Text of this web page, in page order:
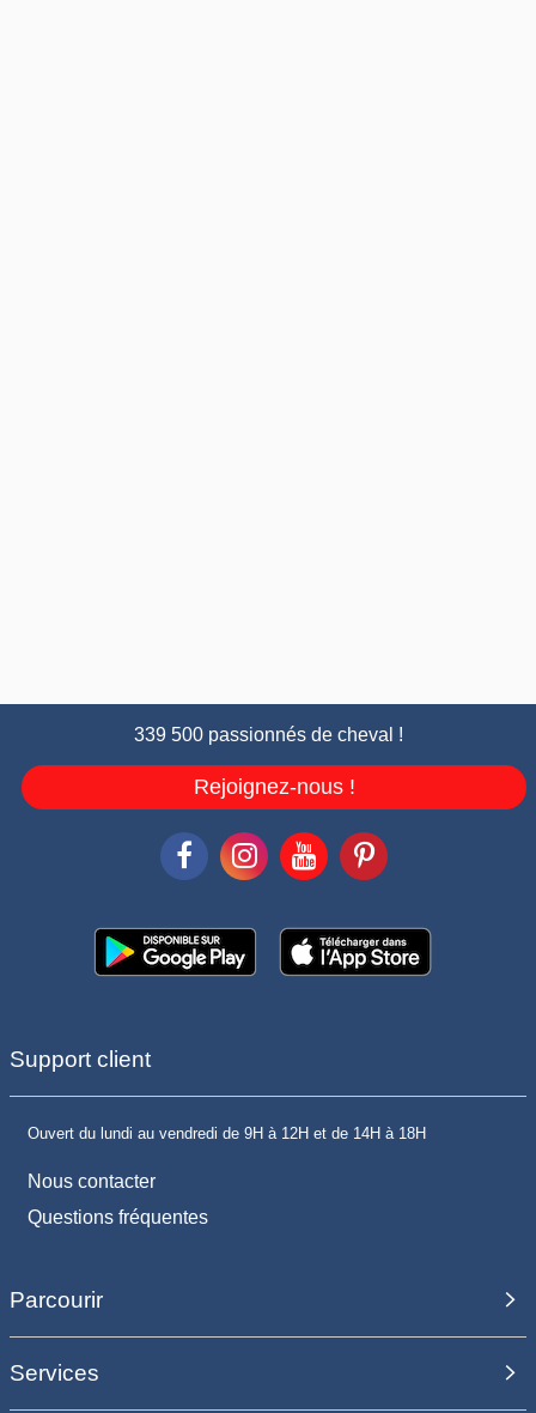
339 500 passionnés de cheval !
Rejoignez-nous !
Support client
Ouvert du lundi au vendredi de 9H à 12H et de 14H à 18H
Nous contacter
Questions fréquentes
Parcourir
Services